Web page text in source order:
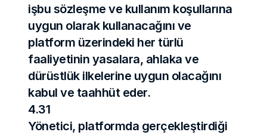
işbu sözleşme ve kullanım koşullarına
uygun olarak kullanacağını ve
platform üzerindeki her türlü
faaliyetinin yasalara, ahlaka ve
dürüstlük ilkelerine uygun olacağını
kabul ve taahhüt eder.
4.31
Yönetici, platformda gerçekleştirdiği